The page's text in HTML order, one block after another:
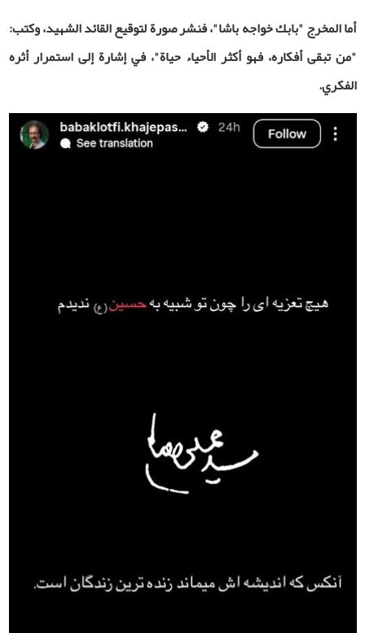
أما المخرج "بابك خواجه‌ باشا"، فنشر صورة لتوقيع القائد الشهيد، وكتب:
"من تبقى أفكاره، فهو أكثر الأحياء حياة"، في إشارة إلى استمرار أثره
الفكري.